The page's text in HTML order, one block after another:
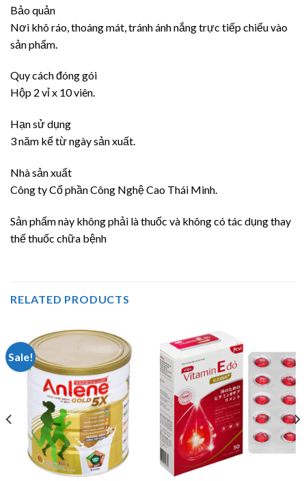
Bảo quản
Nơi khô ráo, thoáng mát, tránh ánh nắng trực tiếp chiếu vào
sản phẩm.
Quy cách đóng gói
Hộp 2 vỉ x 10 viên.
Hạn sử dụng
3 năm kể từ ngày sản xuất.
Nhà sản xuất
Công ty Cổ phần Công Nghệ Cao Thái Minh.
Sản phẩm này không phải là thuốc và không có tác dụng thay
thế thuốc chữa bệnh
RELATED PRODUCTS
Sale!